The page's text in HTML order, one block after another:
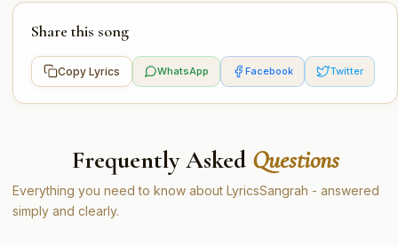
Share this song
Copy Lyrics WhatsApp Facebook Twitter
Frequently Asked Questions
Everything you need to know about LyricsSangrah - answered
simply and clearly.